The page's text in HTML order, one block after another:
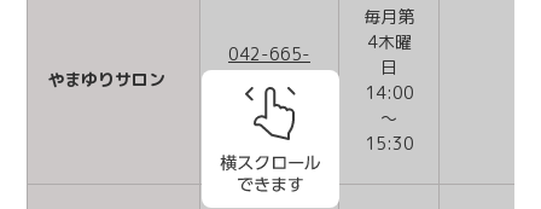
やまゆりサロン
042-665-
表）
毎月第
4木曜
日
14:00
～
15:30